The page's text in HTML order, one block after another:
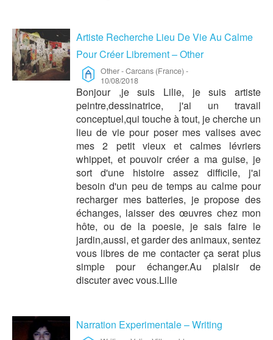
Artiste Recherche Lieu De Vie Au Calme
Pour Créer Librement – Other
Other-Carcans (France) -
10/08/2018
Bonjour ,je suis Lilie, je suis artiste
peintre,dessinatrice, j'ai un travail
conceptuel,qui touche à tout, je cherche un
lieu de vie pour poser mes valises avec
mes 2 petit vieux et calmes lévriers
whippet, et pouvoir créer a ma guise, je
sort d'une histoire assez difficile, j'ai
besoin d'un peu de temps au calme pour
recharger mes batteries, je propose des
échanges, laisser des œuvres chez mon
hôte, ou de la poesie, je sais faire le
jardin,aussi, et garder des animaux, sentez
vous libres de me contacter ça serat plus
simple pour échanger.Au plaisir de
discuter avec vous.Lilie
Narration Experimentale – Writing